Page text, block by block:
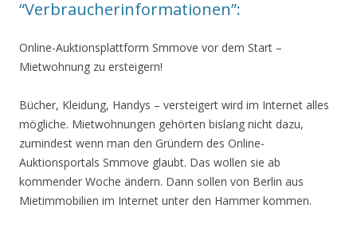
“Verbraucherinformationen”:
Online-Auktionsplattform Smmove vor dem Start –
Mietwohnung zu ersteigern!
Bücher, Kleidung, Handys – versteigert wird im Internet alles
mögliche. Mietwohnungen gehörten bislang nicht dazu,
zumindest wenn man den Gründern des Online-
Auktionsportals Smmove glaubt. Das wollen sie ab
kommender Woche ändern. Dann sollen von Berlin aus
Mietimmobilien im Internet unter den Hammer kommen.